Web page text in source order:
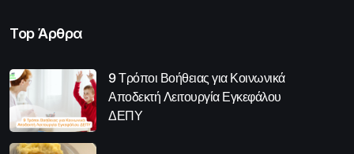
Top Άρθρα
9 Τρόποι Βοήθειας για Κοινωνικά
Αποδεκτή Λειτουργία Εγκεφάλου
ΔΕΠΥ